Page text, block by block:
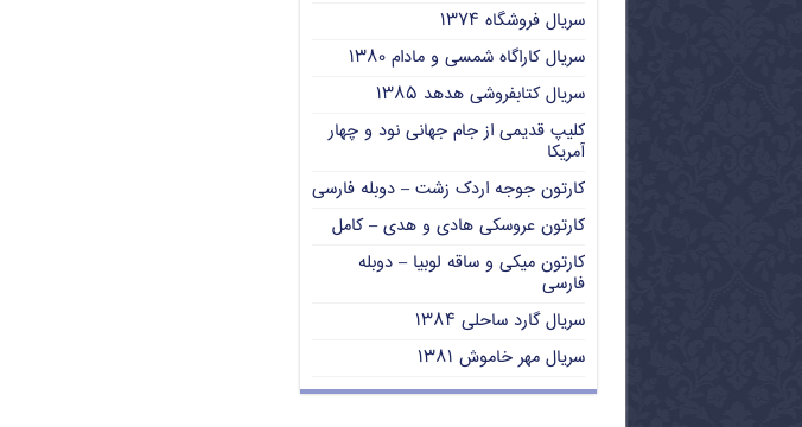
سریال فروشگاه ۱۳۷۴
سریال کاراگاه شمسی و مادام ۱۳۸۰
سریال کتابفروشی هدهد ۱۳۸۵
کلیپ قدیمی از جام جهانی نود و چهار
آمریکا
کارتون جوجه اردک زشت – دوبله فارسی
کارتون عروسکی هادی و هدی – کامل
کارتون میکی و ساقه لوبیا – دوبله
فارسی
سریال گارد ساحلی ۱۳۸۴
سریال مهر خاموش ۱۳۸۱